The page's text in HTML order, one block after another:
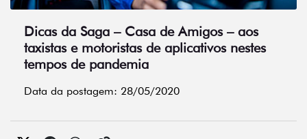
Dicas da Saga – Casa de Amigos – aos
taxistas e motoristas de aplicativos nestes
tempos de pandemia
Data da postagem: 28/05/2020